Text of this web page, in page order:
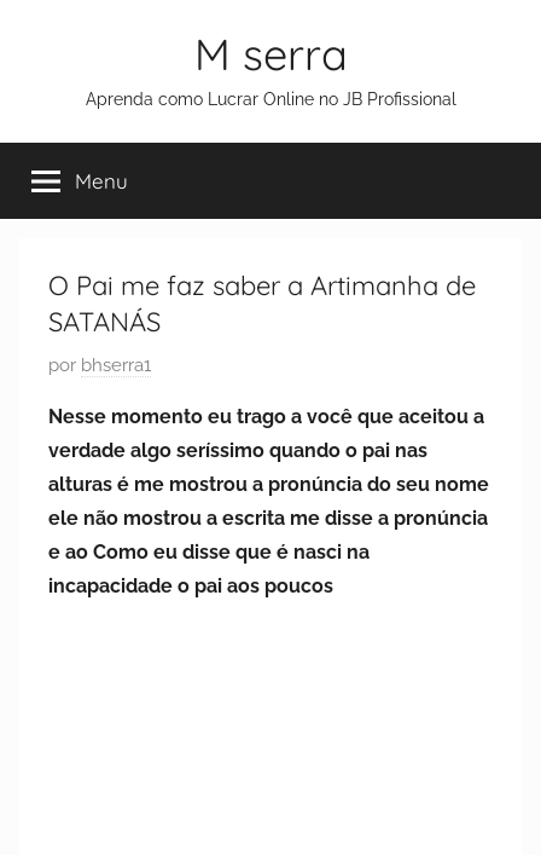
M serra
Aprenda como Lucrar Online no JB Profissional
Menu
O Pai me faz saber a Artimanha de
SATANÁS
P
b
l
i
c
a
d
por bhserra1
Nesse momento eu trago a você que aceitou a
verdade algo seríssimo quando o pai nas
alturas é me mostrou a pronúncia do seu nome
ele não mostrou a escrita me disse a pronúncia
e ao Como eu disse que é nasci na
incapacidade o pai aos poucos